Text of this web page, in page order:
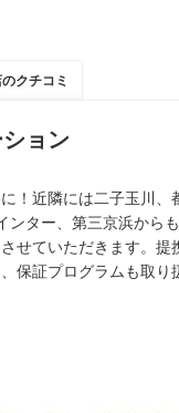
クチコミ
ョン
！近隣には二子玉川
ンター、第三京浜から
せていただきます。
保証プログラムも取り